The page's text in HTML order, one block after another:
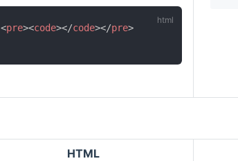
<pre><code></code></pre>
HTML